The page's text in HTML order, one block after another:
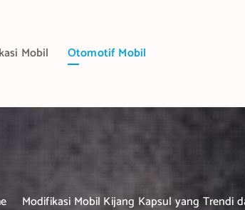
Mobil Otomotif Mobil
Modifikasi Mobil Kijang Kapsul yang Trendi